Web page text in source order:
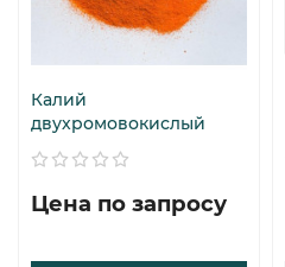
Калий
двухромовокислый
Цена по запросу